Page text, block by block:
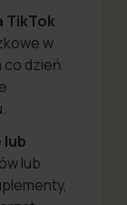
TikTok
w
co dzień
lub
lub